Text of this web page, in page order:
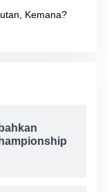
Kemana?